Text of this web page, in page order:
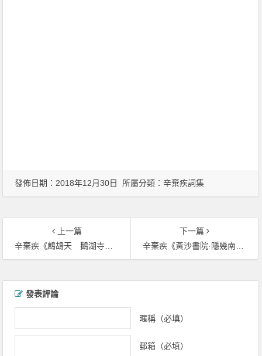
發佈日期：2018年12月30日 所屬分類：辛棄疾詞集
上一篇
辛棄疾《鷓鴣天 鵝湖寺道中·一榻清風殿影涼》
下一篇
辛棄疾《黃沙書院·隱幾南窗萬念灰》
發表評論
暱稱（必填）
郵箱（必填）